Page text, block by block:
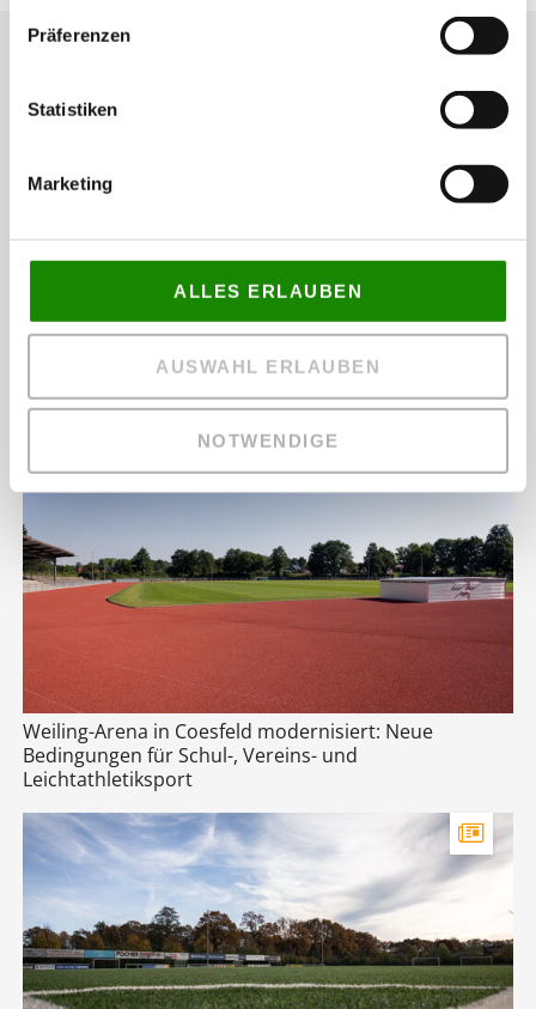
Präferenzen
Statistiken
Marketing
ALLES ERLAUBEN
AUSWAHL ERLAUBEN
NOTWENDIGE
14 Jahre mit vollem Einsatz dabei
Weiling-Arena in Coesfeld modernisiert: Neue
Bedingungen für Schul-, Vereins- und
Leichtathletiksport